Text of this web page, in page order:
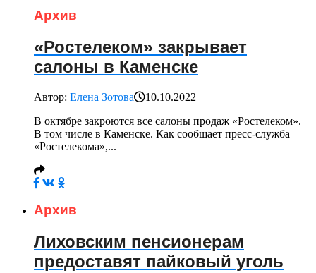
Архив
«Ростелеком» закрывает
салоны в Каменске
Автор: Елена Зотова
10.10.2022
В октябре закроются все салоны продаж «Ростелеком».
В том числе в Каменске. Как сообщает пресс-служба
«Ростелекома»,...
Архив
Лиховским пенсионерам
предоставят пайковый уголь